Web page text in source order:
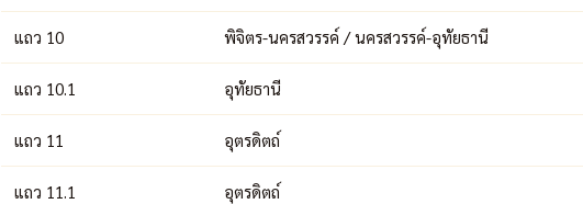
แถว 10 พิจิตร-นครสวรรค์ / นครสวรรค์-อุทัยธานี
แถว 10.1 อุทัยธานี
แถว 11 อุตรดิตถ์
แถว 11.1 อุตรดิตถ์